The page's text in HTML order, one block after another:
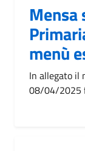
Mensa
menù
In allegato il
08/04/2025